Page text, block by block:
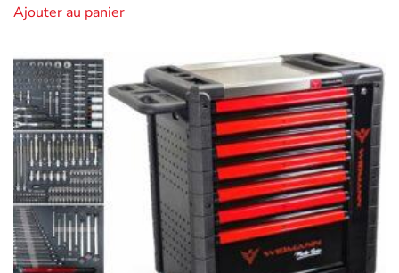
Ajouter au panier